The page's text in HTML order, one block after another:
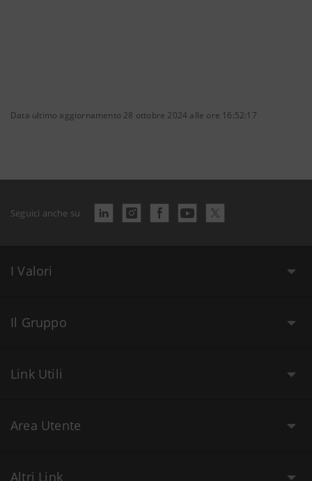
Data ultimo aggiornamento 28 ottobre 2024 alle ore 16:52:17
Seguici anche su
I Valori
Il Gruppo
Link Utili
Area Utente
Altri Link